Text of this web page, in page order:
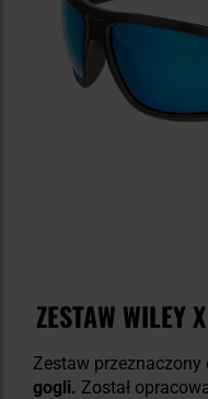
ZESTAW WILEY
Zestaw przeznaczony
gogli. Został